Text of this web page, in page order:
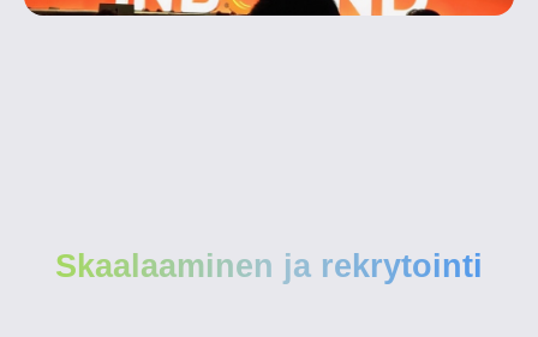
Skaalaaminen ja rekrytointi